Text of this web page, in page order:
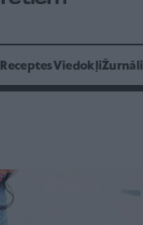
ReceptesViedokļiŽurnāli